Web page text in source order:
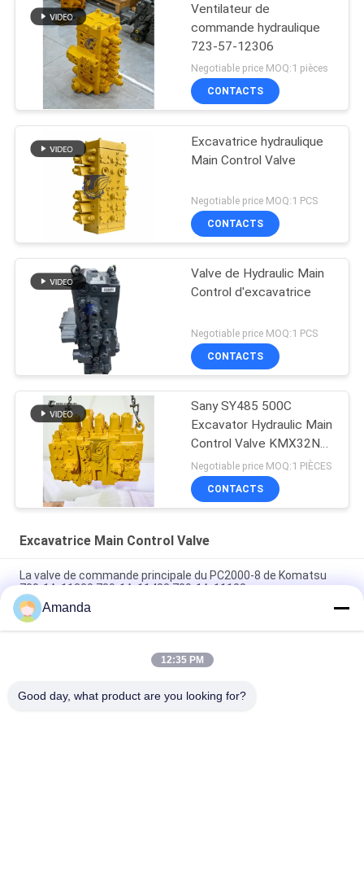
Ventilateur de
commande hydraulique
723-57-12306
Negotiable price MOQ:1 pièces
CONTACTS
Excavatrice hydraulique
Main Control Valve
Negotiable price MOQ:1 PCS
CONTACTS
Valve de Hydraulic Main
Control d'excavatrice
Negotiable price MOQ:1 PCS
CONTACTS
Sany SY485 500C
Excavator Hydraulic Main
Control Valve KMX32NA
High Quality
Negotiable price MOQ:1 PIÈCES
CONTACTS
Excavatrice Main Control Valve
La valve de commande principale du PC2000-8 de Komatsu
709-1A-11300 709-1A-11400 709-1A-11100
PC160LC-7 PC160-7 Ventilateur de commande Excavateur
Komatsu, 723-57-16100 Excavateur pièces principales
VOE14541591 Valve de commande principale de l'excavateur
Amanda
12:35 PM
Good day, what product are you looking for?